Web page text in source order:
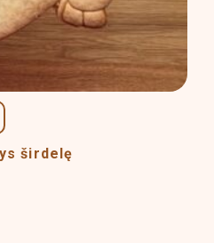
širdelę